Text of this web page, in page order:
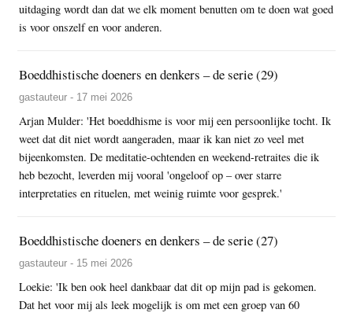
uitdaging wordt dan dat we elk moment benutten om te doen wat goed
is voor onszelf en voor anderen.
Boeddhistische doeners en denkers – de serie (29)
gastauteur - 17 mei 2026
Arjan Mulder: 'Het boeddhisme is voor mij een persoonlijke tocht. Ik
weet dat dit niet wordt aangeraden, maar ik kan niet zo veel met
bijeenkomsten. De meditatie-ochtenden en weekend-retraites die ik
heb bezocht, leverden mij vooral 'ongeloof op – over starre
interpretaties en rituelen, met weinig ruimte voor gesprek.'
Boeddhistische doeners en denkers – de serie (27)
gastauteur - 15 mei 2026
Loekie: 'Ik ben ook heel dankbaar dat dit op mijn pad is gekomen.
Dat het voor mij als leek mogelijk is om met een groep van 60